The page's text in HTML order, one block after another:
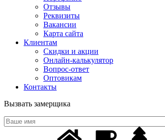
Отзывы
Реквизиты
Вакансии
Карта сайта
Клиентам
Скидки и акции
Онлайн-калькулятор
Вопрос-ответ
Оптовикам
Контакты
Вызвать замерщика